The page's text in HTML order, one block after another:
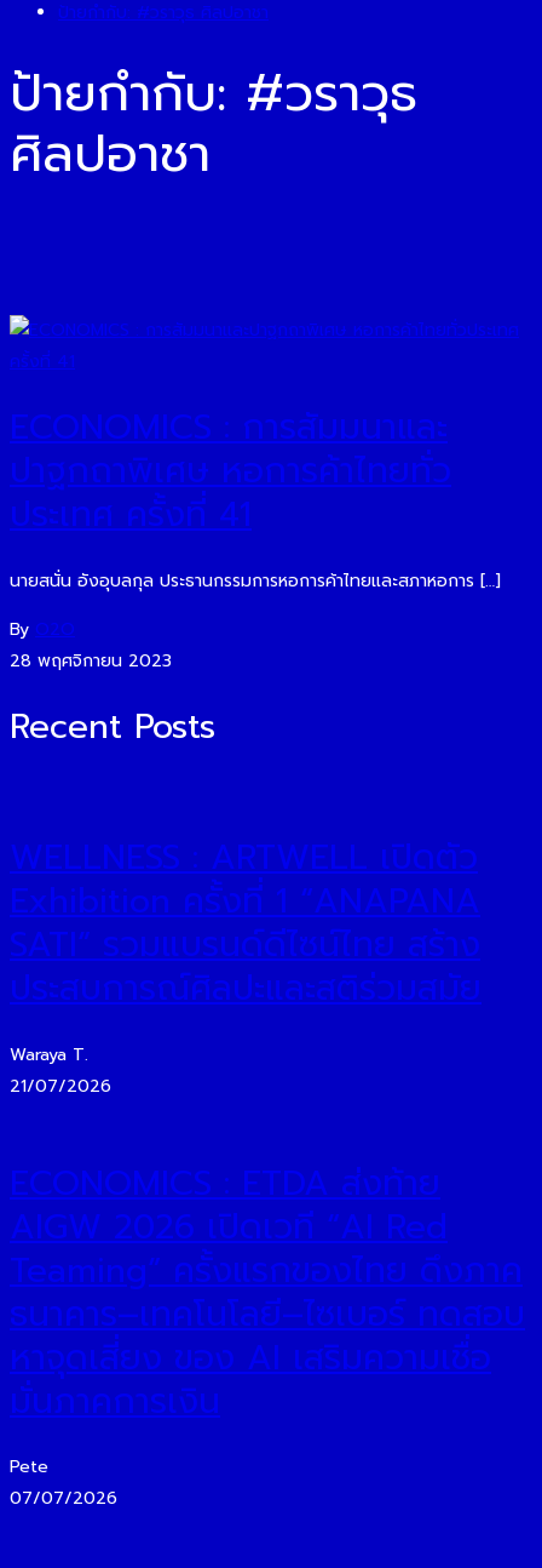
ป้ายกำกับ: #วราวุธ ศิลปอาชา
ป้ายกำกับ: #วราวุธ
ศิลปอาชา
ECONOMICS : การสัมมนาและ
ปาฐกถาพิเศษ หอการค้าไทยทั่ว
ประเทศ ครั้งที่ 41
นายสนั่น อังอุบลกุล ประธานกรรมการหอการค้าไทยและสภาหอการ […]
By O2O
28 พฤศจิกายน 2023
Recent Posts
WELLNESS : ARTWELL เปิดตัว
Exhibition ครั้งที่ 1 “ANAPANA
SATI” รวมแบรนด์ดีไซน์ไทย สร้าง
ประสบการณ์ศิลปะและสติร่วมสมัย
Waraya T.
21/07/2026
ECONOMICS : ETDA ส่งท้าย
AIGW 2026 เปิดเวที “AI Red
Teaming” ครั้งแรกของไทย ดึงภาค
ธนาคาร–เทคโนโลยี–ไซเบอร์ ทดสอบ
หาจุดเสี่ยง ของ AI เสริมความเชื่อ
มั่นภาคการเงิน
Pete
07/07/2026